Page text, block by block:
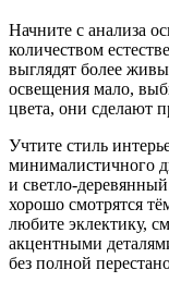
Начните с анализа
количеством
выглядят более
освещения мало,
цвета, они сделают
Учтите стиль
минималистичного
и светло-
хорошо смотрятся
любите эклектику,
акцентными
без полной